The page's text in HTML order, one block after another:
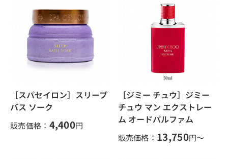
［スパセイロン］スリープ
バス ソーク
販売価格： 4,400円
［ジミー チュウ］ジミー
チュウ マン エクストレー
ム オードパルファム
販売価格： 13,750円～